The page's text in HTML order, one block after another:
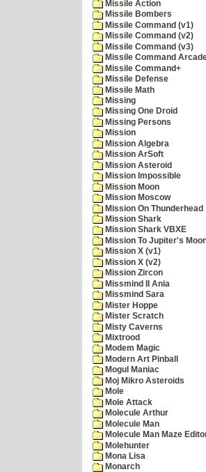
Missile Action
Missile Bombers
Missile Command (v1)
Missile Command (v2)
Missile Command (v3)
Missile Command
Missile Command+
Missile Defense
Missile Math
Missing
Missing One Droid
Missing Persons
Mission
Mission Algebra
Mission ArSoft
Mission Asteroid
Mission Impossible
Mission Moon
Mission Moscow
Mission On Thunderhead
Mission Shark
Mission Shark VBXE
Mission To Jupiter's
Mission X (v1)
Mission X (v2)
Mission Zircon
Missmind II Ania
Missmind Sara
Mister Hoppe
Mister Scratch
Misty Caverns
Mixtrood
Modem Magic
Modern Art Pinball
Mogul Maniac
Moj Mikro Asteroids
Mole
Mole Attack
Molecule Arthur
Molecule Man
Molecule Man Maze
Molehunter
Mona Lisa
Monarch